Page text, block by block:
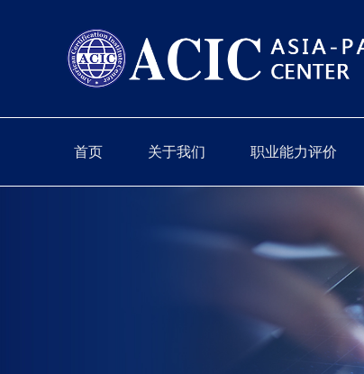
首页 关于我们 职业能力评价